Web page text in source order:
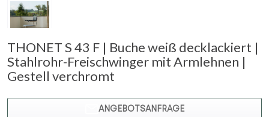
THONET S 43 F | Buche weiß decklackiert |
Stahlrohr-Freischwinger mit Armlehnen |
Gestell verchromt
ANGEBOTSANFRAGE